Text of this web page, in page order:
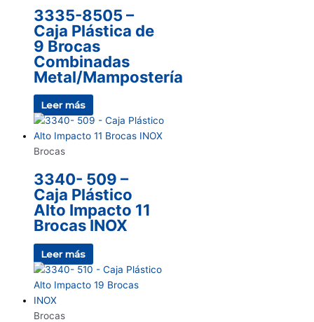
3335-8505 –
Caja Plástica de
9 Brocas
Combinadas
Metal/Mampostería
Leer más
Brocas
3340- 509 –
Caja Plástico
Alto Impacto 11
Brocas INOX
Leer más
Brocas